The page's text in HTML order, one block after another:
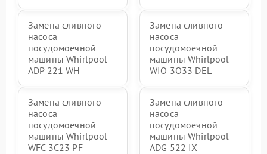
Замена сливного
насоса
посудомоечной
машины Whirlpool
ADP 221 WH
Замена сливного
насоса
посудомоечной
машины Whirlpool
WIO 3O33 DEL
Замена сливного
насоса
посудомоечной
машины Whirlpool
WFC 3C23 PF
Замена сливного
насоса
посудомоечной
машины Whirlpool
ADG 522 IX